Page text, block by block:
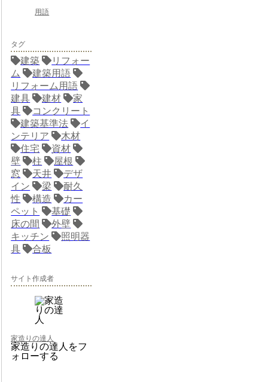
用語
タグ
建築
リフォー
ム
建築用語
リフォーム用語
建具
建材
家
具
コンクリート
建築基準法
イ
ンテリア
木材
住宅
資材
壁
柱
屋根
窓
天井
デザ
イン
梁
耐久
性
構造
カー
ペット
基礎
床の間
外壁
キッチン
照明器
具
合板
サイト作成者
家造りの達人
家造りの達人をフ
ォローする